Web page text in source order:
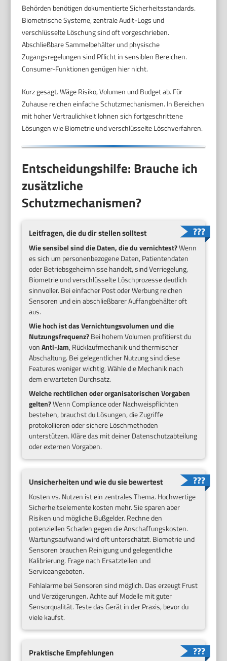
Behörden benötigen dokumentierte Sicherheitsstandards.
Biometrische Systeme, zentrale Audit-Logs und
verschlüsselte Löschung sind oft vorgeschrieben.
Abschließbare Sammelbehälter und physische
Zugangsregelungen sind Pflicht in sensiblen Bereichen.
Consumer-Funktionen genügen hier nicht.
Kurz gesagt. Wäge Risiko, Volumen und Budget ab. Für
Zuhause reichen einfache Schutzmechanismen. In Bereichen
mit hoher Vertraulichkeit lohnen sich fortgeschrittene
Lösungen wie Biometrie und verschlüsselte Löschverfahren.
Entscheidungshilfe: Brauche ich
zusätzliche
Schutzmechanismen?
Leitfragen, die du dir stellen solltest
Wie sensibel sind die Daten, die du vernichtest?Wenn
es sich um personenbezogene Daten, Patientendaten
oder Betriebsgeheimnisse handelt, sind Verriegelung,
Biometrie und verschlüsselte Löschprozesse deutlich
sinnvoller. Bei einfacher Post oder Werbung reichen
Sensoren und ein abschließbarer Auffangbehälter oft
aus.
Wie hoch ist das Vernichtungsvolumen und die
Nutzungsfrequenz?Bei hohem Volumen profitierst du
vonAnti-Jam, Rücklaufmechanik und thermischer
Abschaltung. Bei gelegentlicher Nutzung sind diese
Features weniger wichtig. Wähle die Mechanik nach
dem erwarteten Durchsatz.
Welche rechtlichen oder organisatorischen Vorgaben
gelten?Wenn Compliance oder Nachweispflichten
bestehen, brauchst du Lösungen, die Zugriffe
protokollieren oder sichere Löschmethoden
unterstützen. Kläre das mit deiner Datenschutzabteilung
oder externen Vorgaben.
Unsicherheiten und wie du sie bewertest
Kosten vs. Nutzen ist ein zentrales Thema. Hochwertige
Sicherheitselemente kosten mehr. Sie sparen aber
Risiken und mögliche Bußgelder. Rechne den
potenziellen Schaden gegen die Anschaffungskosten.
Wartungsaufwand wird oft unterschätzt. Biometrie und
Sensoren brauchen Reinigung und gelegentliche
Kalibrierung. Frage nach Ersatzteilen und
Serviceangeboten.
Fehlalarme bei Sensoren sind möglich. Das erzeugt Frust
und Verzögerungen. Achte auf Modelle mit guter
Sensorqualität. Teste das Gerät in der Praxis, bevor du
viele kaufst.
Praktische Empfehlungen